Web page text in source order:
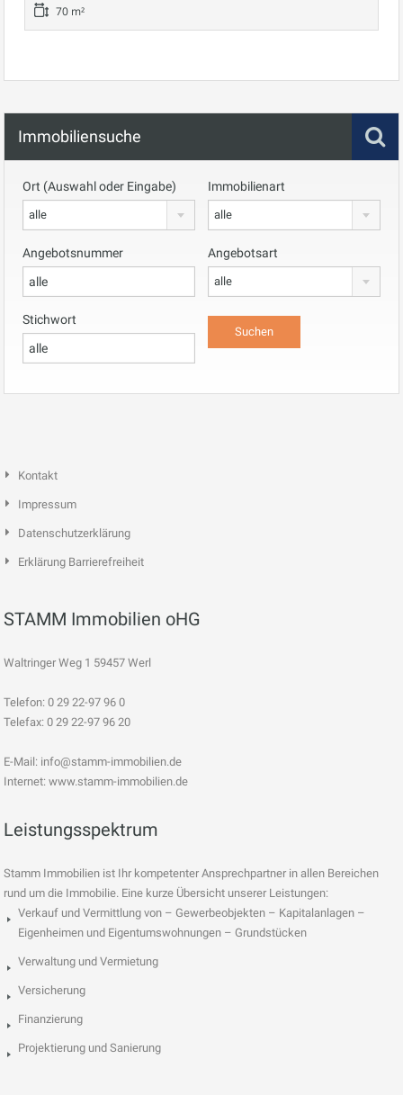
70 m²
Immobiliensuche
Ort (Auswahl oder Eingabe)
alle
Immobilienart
alle
Angebotsnummer Angebotsart
alle
Stichwort
Kontakt
Impressum
Datenschutzerklärung
Erklärung Barrierefreiheit
STAMM Immobilien oHG
Waltringer Weg 1 59457 Werl
Telefon: 0 29 22-97 96 0
Telefax: 0 29 22-97 96 20
E-Mail: info@stamm-immobilien.de
Internet: www.stamm-immobilien.de
Leistungsspektrum
Stamm Immobilien ist Ihr kompetenter Ansprechpartner in allen Bereichen
rund um die Immobilie. Eine kurze Übersicht unserer Leistungen:
Verkauf und Vermittlung von – Gewerbeobjekten – Kapitalanlagen –
Eigenheimen und Eigentumswohnungen – Grundstücken
Verwaltung und Vermietung
Versicherung
Finanzierung
Projektierung und Sanierung